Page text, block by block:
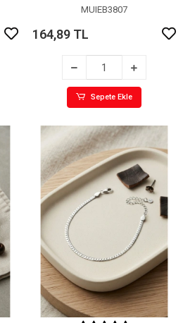
MUIEB3807
164,89 TL
Sepete Ekle